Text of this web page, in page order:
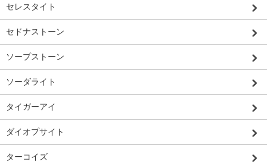
セレスタイト
セドナストーン
ソープストーン
ソーダライト
タイガーアイ
ダイオプサイト
ターコイズ